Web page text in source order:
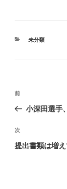
カ
未分類
投
ビ
ゲ
前
の
稿
前
小深田選手
次
の
次
提出書類は増